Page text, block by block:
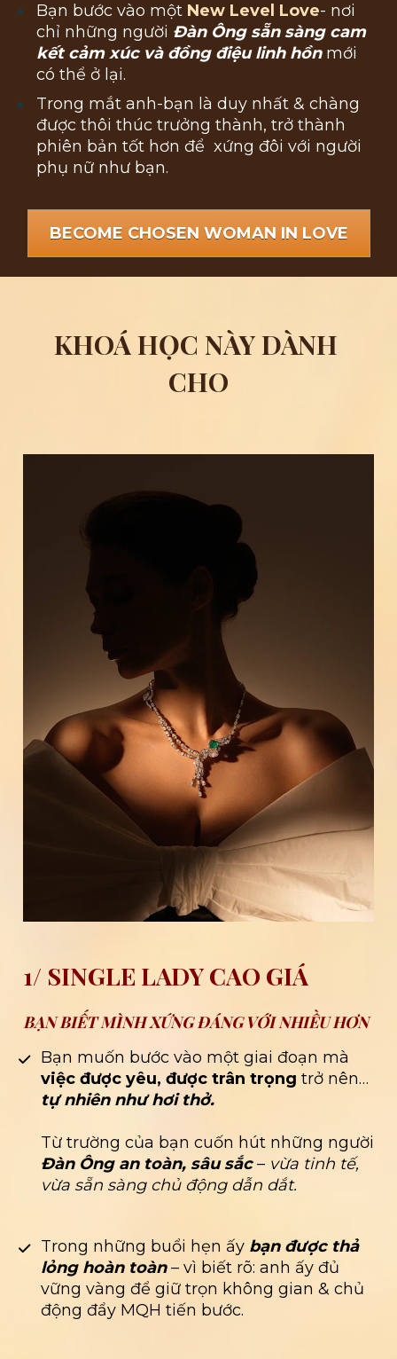
Bạn bước vào một New Level Love- nơi
chỉ những người Đàn Ông sẵn sàng cam
kết cảm xúc và đồng điệu linh hồn mới
có thể ở lại.
Trong mắt anh-bạn là duy nhất & chàng
được thôi thúc trưởng thành, trở thành
phiên bản tốt hơn để  xứng đôi với người
phụ nữ như bạn.
BECOME CHOSEN WOMAN IN LOVE
KHOÁ HỌC NÀY DÀNH
CHO
1/ SINGLE LADY CAO GIÁ
BẠN BIẾT MÌNH XỨNG ĐÁNG VỚI NHIỀU HƠN
việc được yêu, được trân trọng trở nên…
tự nhiên như hơi thở.
Đàn Ông an toàn, sâu sắc – vừa tinh tế,
vừa sẵn sàng chủ động dẫn dắt.
Trong những buổi hẹn ấy bạn được thả
lỏng hoàn toàn – vì biết rõ: anh ấy đủ
vững vàng để giữ trọn không gian & chủ
động đẩy MQH tiến bước.